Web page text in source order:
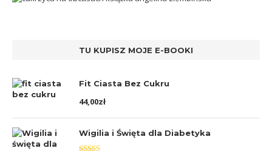
TU KUPISZ MOJE E-BOOKI
Fit Ciasta Bez Cukru
44,00zł
Wigilia i Święta dla Diabetyka